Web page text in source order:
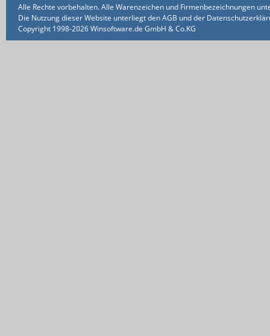
Alle Rechte vorbehalten. Alle Warenzeichen und Firmenbezeichnungen
Die Nutzung dieser Website unterliegt den AGB und der
Copyright 1998-2026 Winsoftware.de GmbH & Co.KG